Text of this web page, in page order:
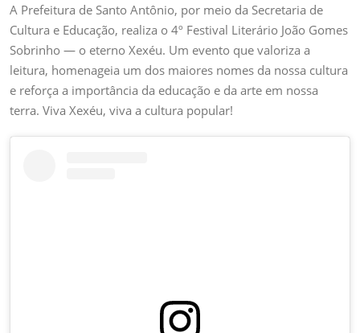
Festival
Literário
Gomes
Sobrinho
A Prefeitura de Santo Antônio, por meio da Secretaria de
Cultura e Educação, realiza o 4º Festival Literário João Gomes
Sobrinho — o eterno Xexéu. Um evento que valoriza a
leitura, homenageia um dos maiores nomes da nossa cultura
e reforça a importância da educação e da arte em nossa
terra. Viva Xexéu, viva a cultura popular!